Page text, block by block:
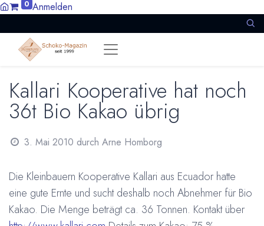
0 Anmelden
Kallari Kooperative hat noch
36t Bio Kakao übrig
3. Mai 2010 durch Arne Homborg
Die Kleinbauern Kooperative Kallari aus Ecuador hatte
eine gute Ernte und sucht deshalb noch Abnehmer für Bio
Kakao. Die Menge beträgt ca. 36 Tonnen. Kontakt über